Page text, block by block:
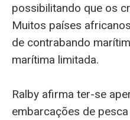
possibilitando que os
Muitos países
de contrabando
marítima limitada.
Ralby afirma ter-se
embarcações de